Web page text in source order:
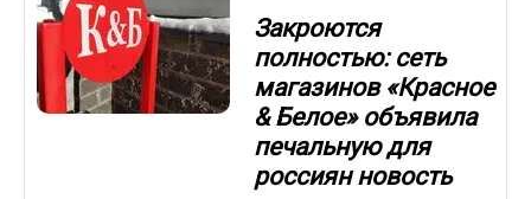
Закроются
полностью: сеть
магазинов «Красное
& Белое» объявила
печальную для
россиян новость